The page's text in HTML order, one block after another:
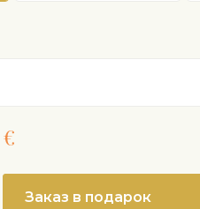
Заказ в подарок